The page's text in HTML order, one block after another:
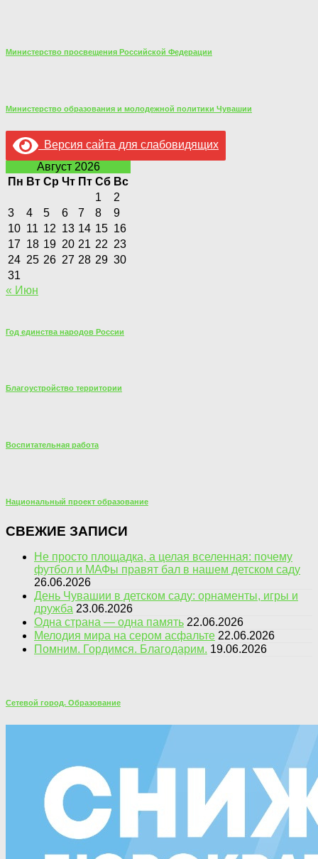
Министерство просвещения Российской Федерации
Министерство образования и молодежной политики Чувашии
Версия сайта для слабовидящих
Август 2026
Пн Вт Ср Чт Пт Сб Вс
1
2
3
4 5 6 7 8
9
10 11 12 13 14 15 16
17 18 19 20 21 22 23
24 25 26 27 28 29 30
31
« Июн
Год единства народов России
Благоустройство территории
Воспитательная работа
Национальный проект образование
СВЕЖИЕ ЗАПИСИ
Не просто площадка, а целая вселенная: почему
футбол и МАФы правят бал в нашем детском саду
26.06.2026
День Чувашии в детском саду: орнаменты, игры и
дружба 23.06.2026
Одна страна — одна память 22.06.2026
Мелодия мира на сером асфальте 22.06.2026
Помним. Гордимся. Благодарим. 19.06.2026
Сетевой город. Образование